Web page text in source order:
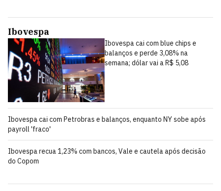
Ibovespa
Ibovespa cai com blue chips e
balanços e perde 3,08% na
semana; dólar vai a R$ 5,08
Ibovespa cai com Petrobras e balanços, enquanto NY sobe após
payroll 'fraco'
Ibovespa recua 1,23% com bancos, Vale e cautela após decisão
do Copom